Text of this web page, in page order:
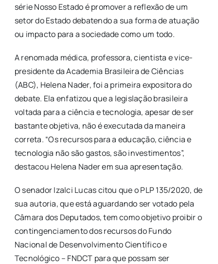
série Nosso Estado é promover a reflexão de um
setor do Estado debatendo a sua forma de atuação
ou impacto para a sociedade como um todo.
A renomada médica, professora, cientista e vice-
presidente da Academia Brasileira de Ciências
(ABC), Helena Nader, foi a primeira expositora do
debate. Ela enfatizou que a legislação brasileira
voltada para a ciência e tecnologia, apesar de ser
bastante objetiva, não é executada da maneira
correta. “Os recursos para a educação, ciência e
tecnologia não são gastos, são investimentos”,
destacou Helena Nader em sua apresentação.
O senador Izalci Lucas citou que o PLP 135/2020, de
sua autoria, que está aguardando ser votado pela
Câmara dos Deputados, tem como objetivo proibir o
contingenciamento dos recursos do Fundo
Nacional de Desenvolvimento Científico e
Tecnológico – FNDCT para que possam ser